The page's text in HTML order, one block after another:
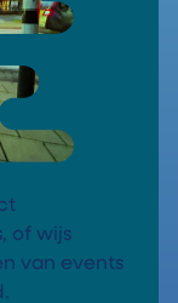
of wijs
van events